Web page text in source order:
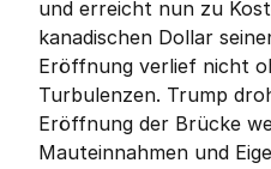
und erreicht nun zu
kanadischen Dollar
Eröffnung verlief nicht
Turbulenzen. Trump
Eröffnung der Brücke
Mauteinnahmen und